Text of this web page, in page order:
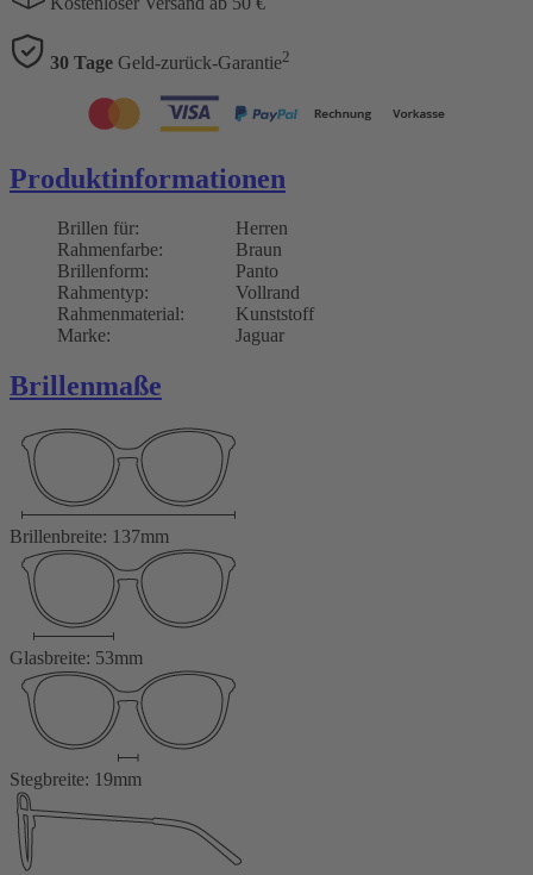
30 Tage Geld-zurück-Garantie2
Produktinformationen
Brillen für:
Herren
Rahmenfarbe:
Braun
Brillenform:
Panto
Rahmentyp:
Vollrand
Rahmenmaterial:
Kunststoff
Marke:
Jaguar
Brillenmaße
Brillenbreite: 137mm
Glasbreite: 53mm
Stegbreite: 19mm